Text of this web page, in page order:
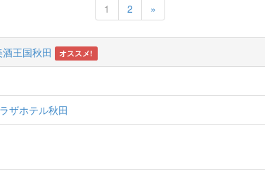
1 2 »Next
王国秋田 オススメ!
ザホテル秋田